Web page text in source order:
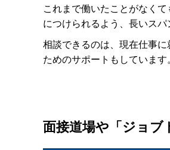
これまで働いたことがなく
につけられるよう、長いス
相談できるのは、現在仕事
ためのサポートもしています。
面接道場や「ジョブ